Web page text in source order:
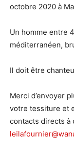
octobre 2020 à
Un homme entre
méditerranéen,
Il doit être
Merci d’envoyer
votre tessiture et
contacts directs à